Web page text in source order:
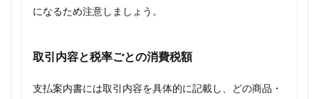
になるため注意しましょう。
取引内容と税率ごとの消費税額
支払案内書には取引内容を具体的に記載し、どの商品・